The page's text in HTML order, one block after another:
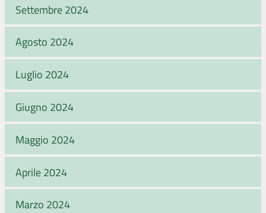
Settembre 2024
Agosto 2024
Luglio 2024
Giugno 2024
Maggio 2024
Aprile 2024
Marzo 2024